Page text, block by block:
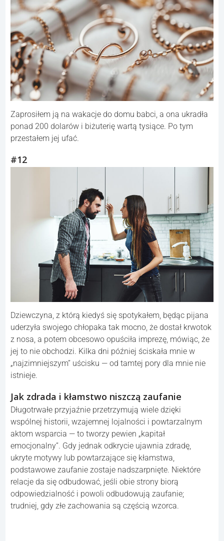
Zaprosiłem ją na wakacje do domu babci, a ona ukradła
ponad 200 dolarów i biżuterię wartą tysiące. Po tym
przestałem jej ufać.
#12
Dziewczyna, z którą kiedyś się spotykałem, będąc pijana
uderzyła swojego chłopaka tak mocno, że dostał krwotok
z nosa, a potem obcesowo opuściła imprezę, mówiąc, że
jej to nie obchodzi. Kilka dni później ściskała mnie w
„najzimniejszym” uścisku — od tamtej pory dla mnie nie
istnieje.
Jak zdrada i kłamstwo niszczą zaufanie
Długotrwałe przyjaźnie przetrzymują wiele dzięki
wspólnej historii, wzajemnej lojalności i powtarzalnym
aktom wsparcia — to tworzy pewien „kapitał
emocjonalny”. Gdy jednak odkrycie ujawnia zdradę,
ukryte motywy lub powtarzające się kłamstwa,
podstawowe zaufanie zostaje nadszarpnięte. Niektóre
relacje da się odbudować, jeśli obie strony biorą
odpowiedzialność i powoli odbudowują zaufanie;
trudniej, gdy złe zachowania są częścią wzorca.